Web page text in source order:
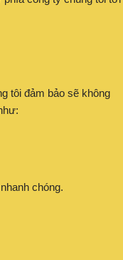
tôi đảm bảo sẽ không
chóng.